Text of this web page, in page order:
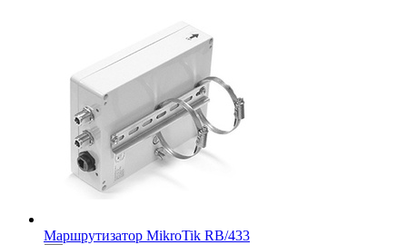
Маршрутизатор MikroTik RB/433